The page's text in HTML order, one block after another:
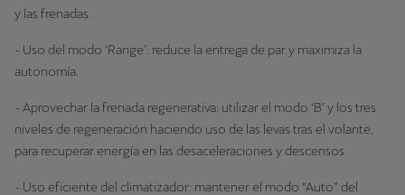
y las frenadas.
- Uso del modo ‘Range’: reduce la entrega de par y maximiza la
autonomía.
- Aprovechar la frenada regenerativa: utilizar el modo ‘B’ y los tres
niveles de regeneración haciendo uso de las levas tras el volante,
para recuperar energía en las desaceleraciones y descensos.
- Uso eficiente del climatizador: mantener el modo “Auto” del